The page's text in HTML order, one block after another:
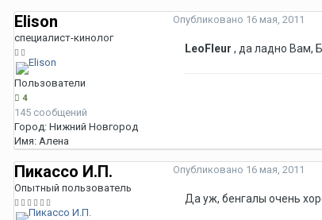
Elison
специалист-кинолог
Пользователи
4
145 сообщений
Город: Нижний Новгород
Имя: Алена
Опубликовано 16 мая, 2011
LeoFleur , да ладно Вам,
Пикассо И.П.
Опытный пользователь
Опубликовано 16 мая, 2011
Да уж, бенгалы очень